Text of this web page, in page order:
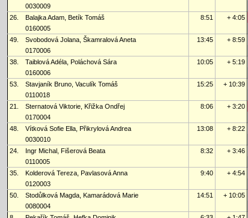
0030009
26.
Balajka Adam, Betík Tomáš 8:51 + 4:05
0160005
49.
Svobodová Jolana, Škamralová Aneta 13:45 + 8:59
0170006
38.
Taiblová Adéla, Poláchová Sára 10:05 + 5:19
0160006
53.
Stavjaník Bruno, Vaculík Tomáš 15:25 + 10:39
0110018
21.
Sternatová Viktorie, Křižka Ondřej 8:06 + 3:20
0170004
48.
Vítková Sofie Ella, Přikrylová Andrea 13:08 + 8:22
0030010
24.
Ingr Michal, Fišerová Beata 8:32 + 3:46
0110005
35.
Kolderová Tereza, Pavlasová Anna 9:40 + 4:54
0120003
50.
Stodůlková Magda, Kamarádová Marie 14:51 + 10:05
0080004